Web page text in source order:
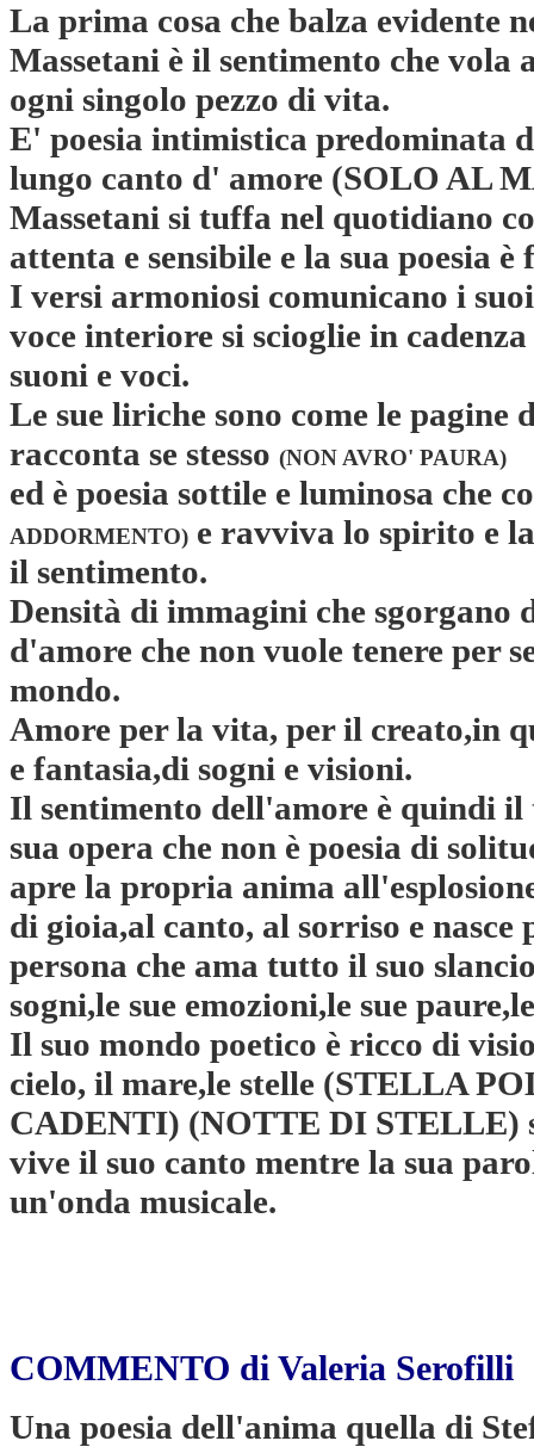
La prima cosa che balza evidente
Massetani è il sentimento che vola
ogni singolo pezzo di vita.
E' poesia intimistica predominata
lungo canto d' amore (SOLO AL
Massetani si tuffa nel quotidiano
attenta e sensibile e la sua poesia
I versi armoniosi comunicano i
voce interiore si scioglie in
suoni e voci.
Le sue liriche sono come le pagine
racconta se stesso (NON AVRO' PAURA)
ed è poesia sottile e luminosa che
ADDORMENTO) e ravviva lo spirito e
il sentimento.
Densità di immagini che sgorgano
d'amore che non vuole tenere per
mondo.
Amore per la vita, per il creato,in
e fantasia,di sogni e visioni.
Il sentimento dell'amore è quindi
sua opera che non è poesia di
apre la propria anima
di gioia,al canto, al sorriso e nasce
persona che ama tutto il suo
sogni,le sue emozioni,le sue
Il suo mondo poetico è ricco di
cielo, il mare,le stelle (STELLA
CADENTI) (NOTTE DI STELLE)
vive il suo canto mentre la sua
un'onda musicale.
COMMENTO di Valeria Serofilli
Una poesia dell'anima quella di